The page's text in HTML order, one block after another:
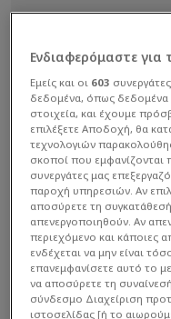
Ενδιαφερόμαστε
Εμείς και οι 603
δεδομένα, όπως δεδομένα
στοιχεία, και έχουμε
επιλέξετε Αποδοχή, θα
τεχνολογιών
σκοποί που εμφανίζονται
συνεργάτες μας
παροχή υπηρεσιών. Αν
αποσύρετε τη
απενεργοποιηθούν. Αν
περιεχόμενο και κάποιες
ενδέχεται να μην είναι
επανεμφανίσετε αυτό το
να αποσύρετε τη
σύνδεσμο Διαχείριση
ιστοσελίδας [ή το